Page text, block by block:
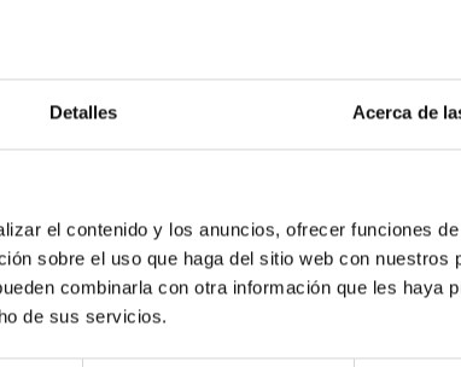
Detalles Acerca de
el contenido y los anuncios, ofrecer funciones
sobre el uso que haga del sitio web con nuestros
combinarla con otra información que les haya
de sus servicios.
of Singular Scientific and